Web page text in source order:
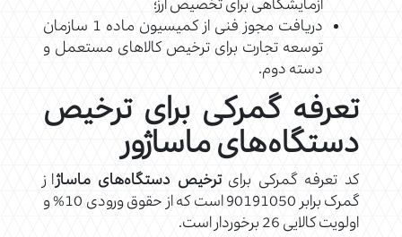
آزمایشگاهی برای تخصیص ارز؛
دریافت مجوز فنی از کمیسیون ماده 1 سازمان
توسعه تجارت برای ترخیص کالاهای مستعمل و
دسته دوم.
تعرفه گمرکی برای ترخیص
دستگاه‌های ماساژور
کد تعرفه گمرکی برایترخیص دستگاه‌های ماساژاز
گمرک برابر 90191050 است که از حقوق ورودی 10% و
اولویت کالایی 26 برخوردار است.